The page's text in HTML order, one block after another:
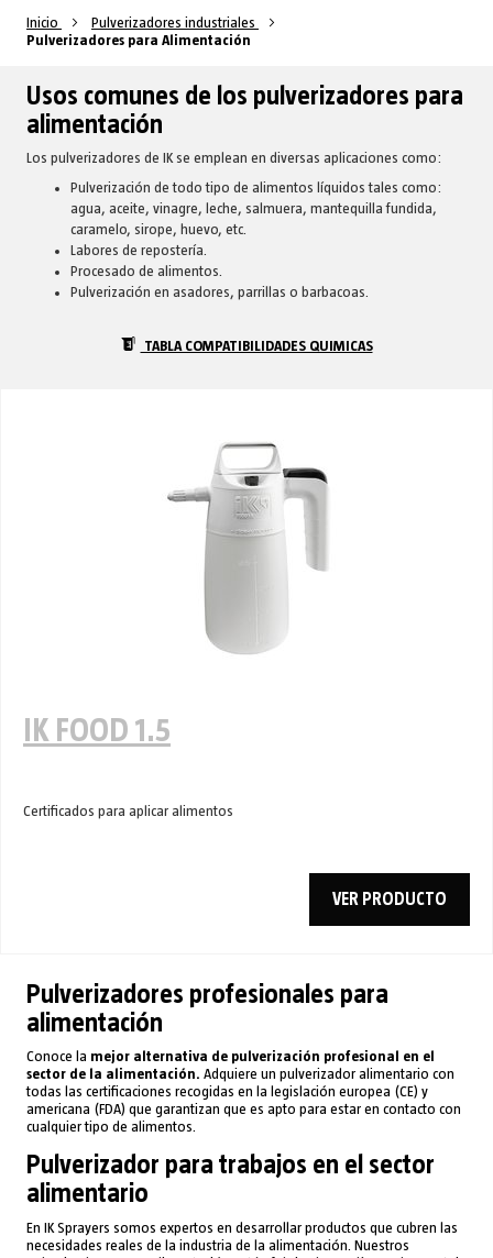
Inicio
Pulverizadores industriales
Pulverizadores para Alimentación
Usos comunes de los pulverizadores para
alimentación
Los pulverizadores de IK se emplean en diversas aplicaciones como:
Pulverización de todo tipo de alimentos líquidos tales como:
agua, aceite, vinagre, leche, salmuera, mantequilla fundida,
caramelo, sirope, huevo, etc.
Labores de repostería.
Procesado de alimentos.
Pulverización en asadores, parrillas o barbacoas.
TABLA COMPATIBILIDADES QUIMICAS
IK FOOD 1.5
Certificados para aplicar alimentos
VER PRODUCTO
Pulverizadores profesionales para
alimentación
Conoce la mejor alternativa de pulverización profesional en el
sector de la alimentación. Adquiere un pulverizador alimentario con
todas las certificaciones recogidas en la legislación europea (CE) y
americana (FDA) que garantizan que es apto para estar en contacto con
cualquier tipo de alimentos.
Pulverizador para trabajos en el sector
alimentario
En IK Sprayers somos expertos en desarrollar productos que cubren las
necesidades reales de la industria de la alimentación. Nuestros